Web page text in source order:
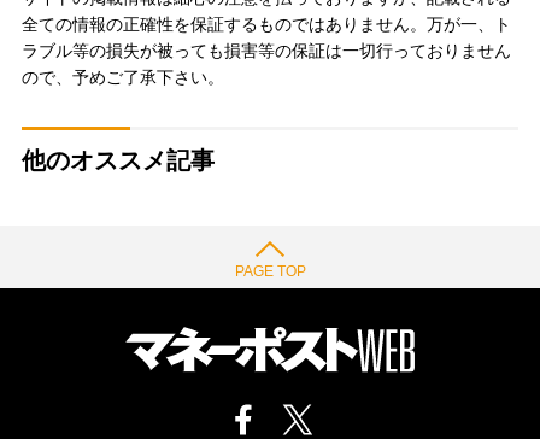
全ての情報の正確性を保証するものではありません。万が一、ト
ラブル等の損失が被っても損害等の保証は一切行っておりません
ので、予めご了承下さい。
他のオススメ記事
PAGE TOP